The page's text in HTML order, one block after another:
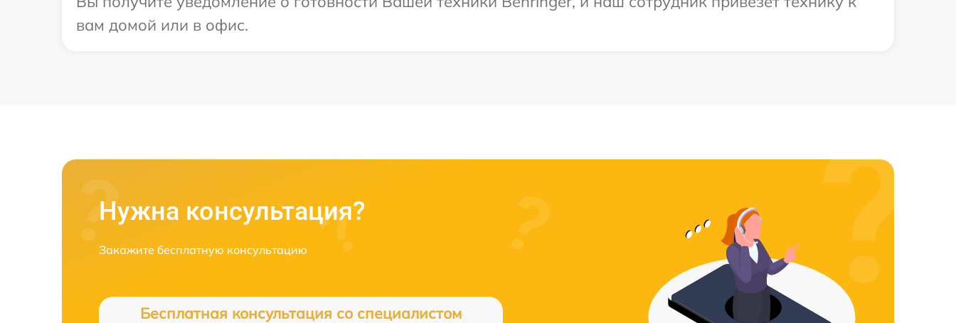
вам домой или в офис.
Нужна консультация?
Закажите бесплатную консультацию
Бесплатная консультация со специалистом